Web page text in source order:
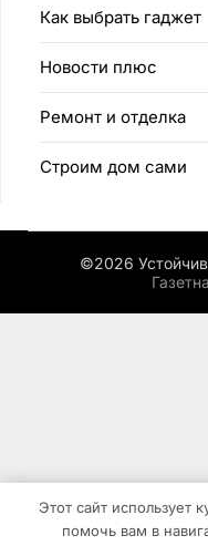
Как выбрать гаджет
Новости плюс
Ремонт и отделка
Строим дом сами
©2026
Этот сайт использует
помочь вам в